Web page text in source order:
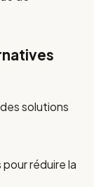
solutions
réduire la